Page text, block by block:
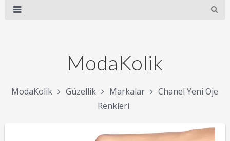
ModaKolik
ModaKolik Güzellik Markalar
Chanel Yeni Oje
Renkleri